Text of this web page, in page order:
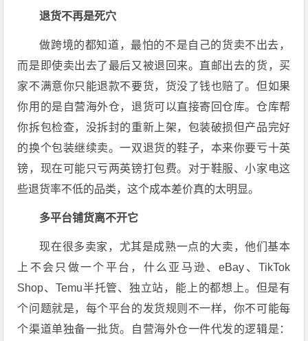
退货不再是死穴
做跨境的都知道，最怕的不是自己的货卖不出去，
而是即使卖出去了最后又被退回来。直邮出去的货，买
家不满意你只能退款不要货，货没了钱也赔了。但如果
你用的是自营海外仓，退货可以直接寄回仓库。仓库帮
你拆包检查，没拆封的重新上架，包装破损但产品完好
的换个包装继续卖。一双退货的鞋子，本来你要亏十英
镑，现在可能只亏两英镑打包费。对于鞋服、小家电这
些退货率不低的品类，这个成本差价真的太明显。
多平台铺货离不开它
现在很多卖家，尤其是成熟一点的大卖，他们基本
上不会只做一个平台，什么亚马逊、eBay、TikTok
Shop、Temu半托管、独立站，能上的都想上。但是有
个问题就是，每个平台的发货规则不一样，你不可能每
个渠道单独备一批货。自营海外仓一件代发的逻辑是：